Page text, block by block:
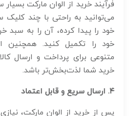
فرآیند خرید از الوان مارکت
می‌توانید به راحتی با چند کلیک
خود را پیدا کرده، آن را به سبد
خود را تکمیل کنید. همچنین
متنوعی برای پرداخت و ارسال
خرید شما لذت‌بخش‌تر باشد.
۴. ارسال سریع و قابل اعتماد
پس از خرید از الوان مارکت،